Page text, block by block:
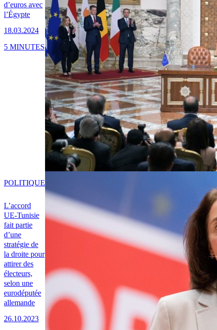
d’euros avec
l’Égypte
18.03.2024
5 MINUTES
L’accord
UE-Tunisie
fait partie
d’une
stratégie de
la droite pour
attirer des
électeurs,
selon une
eurodéputée
allemande
26.10.2023
POLITIQUE